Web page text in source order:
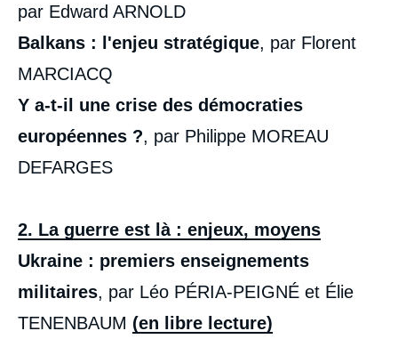
par Edward ARNOLD
Balkans : l'enjeu stratégique, par Florent
MARCIACQ
Y a-t-il une crise des démocraties
européennes ?, par Philippe MOREAU
DEFARGES
2. La guerre est là : enjeux, moyens
Ukraine : premiers enseignements
militaires, par Léo PÉRIA-PEIGNÉ et Élie
TENENBAUM (en libre lecture)